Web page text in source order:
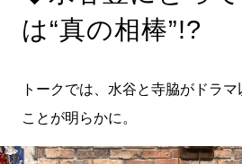
は“真の相棒”!?
トークでは、水谷と寺脇がドラマ
ことが明らかに。